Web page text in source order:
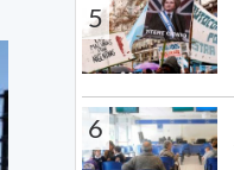
5
6